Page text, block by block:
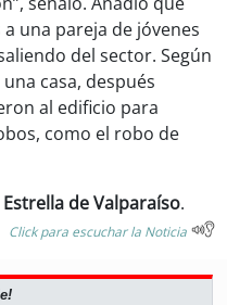
una pareja de jóvenes
del sector. Según
casa, después
al edificio para
como el robo de
Estrella de Valparaíso.
Click para escuchar la Noticia